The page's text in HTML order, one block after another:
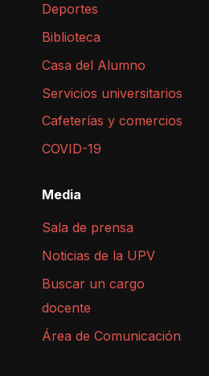
Deportes
Biblioteca
Casa del Alumno
Servicios universitarios
Cafeterías y comercios
COVID-19
Media
Sala de prensa
Noticias de la UPV
Buscar un cargo
docente
Área de Comunicación